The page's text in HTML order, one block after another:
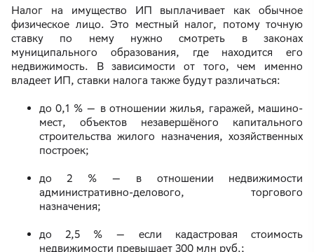
Налог на имущество ИП выплачивает как обычное
физическое лицо. Это местный налог, потому точную
ставку по нему нужно смотреть в законах
муниципального образования, где находится его
недвижимость. В зависимости от того, чем именно
владеет ИП, ставки налога также будут различаться:
до 0,1 % — в отношении жилья, гаражей, машино-
мест, объектов незавершёного капитального
строительства жилого назначения, хозяйственных
построек;
до 2 % — в отношении недвижимости
административно-делового, торгового
назначения;
до 2,5 % — если кадастровая стоимость
недвижимости превышает 300 млн руб.;